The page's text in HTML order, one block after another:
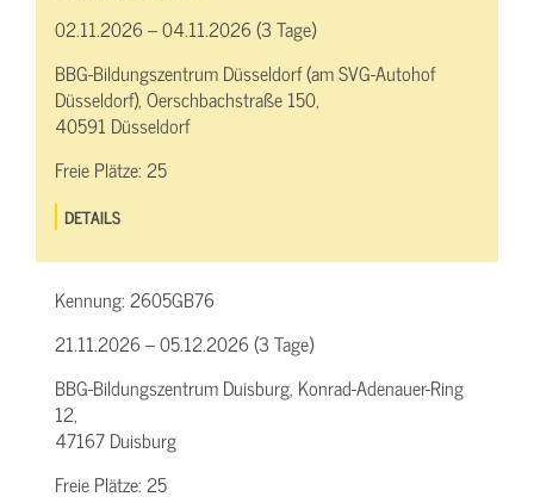
02.11.2026 – 04.11.2026 (3 Tage)
BBG-Bildungszentrum Düsseldorf (am SVG-Autohof
Düsseldorf), Oerschbachstraße 150,
40591 Düsseldorf
Freie Plätze:25
DETAILS
Kennung:2605GB76
21.11.2026 – 05.12.2026 (3 Tage)
BBG-Bildungszentrum Duisburg, Konrad-Adenauer-Ring
12,
47167 Duisburg
Freie Plätze:25